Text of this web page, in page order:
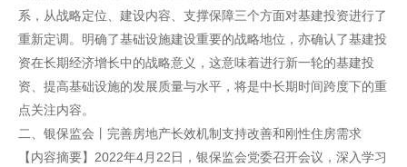
系，从战略定位、建设内容、支撑保障三个方面对基建投资进行了
重新定调。明确了基础设施建设重要的战略地位，亦确认了基建投
资在长期经济增长中的战略意义，这意味着进行新一轮的基建投
资、提高基础设施的发展质量与水平，将是中长期时间跨度下的重
点关注内容。
二、银保监会丨完善房地产长效机制支持改善和刚性住房需求
【内容摘要】2022年4月22日，银保监会党委召开会议，深入学习